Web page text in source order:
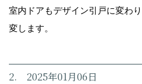
室内ドアもデザイン引戸に変わ
変します。
2. 2025年01月06日